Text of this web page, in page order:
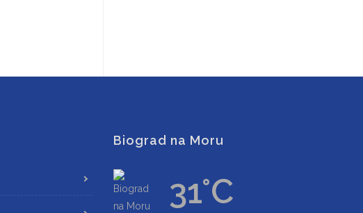
Biograd na Moru
31°C